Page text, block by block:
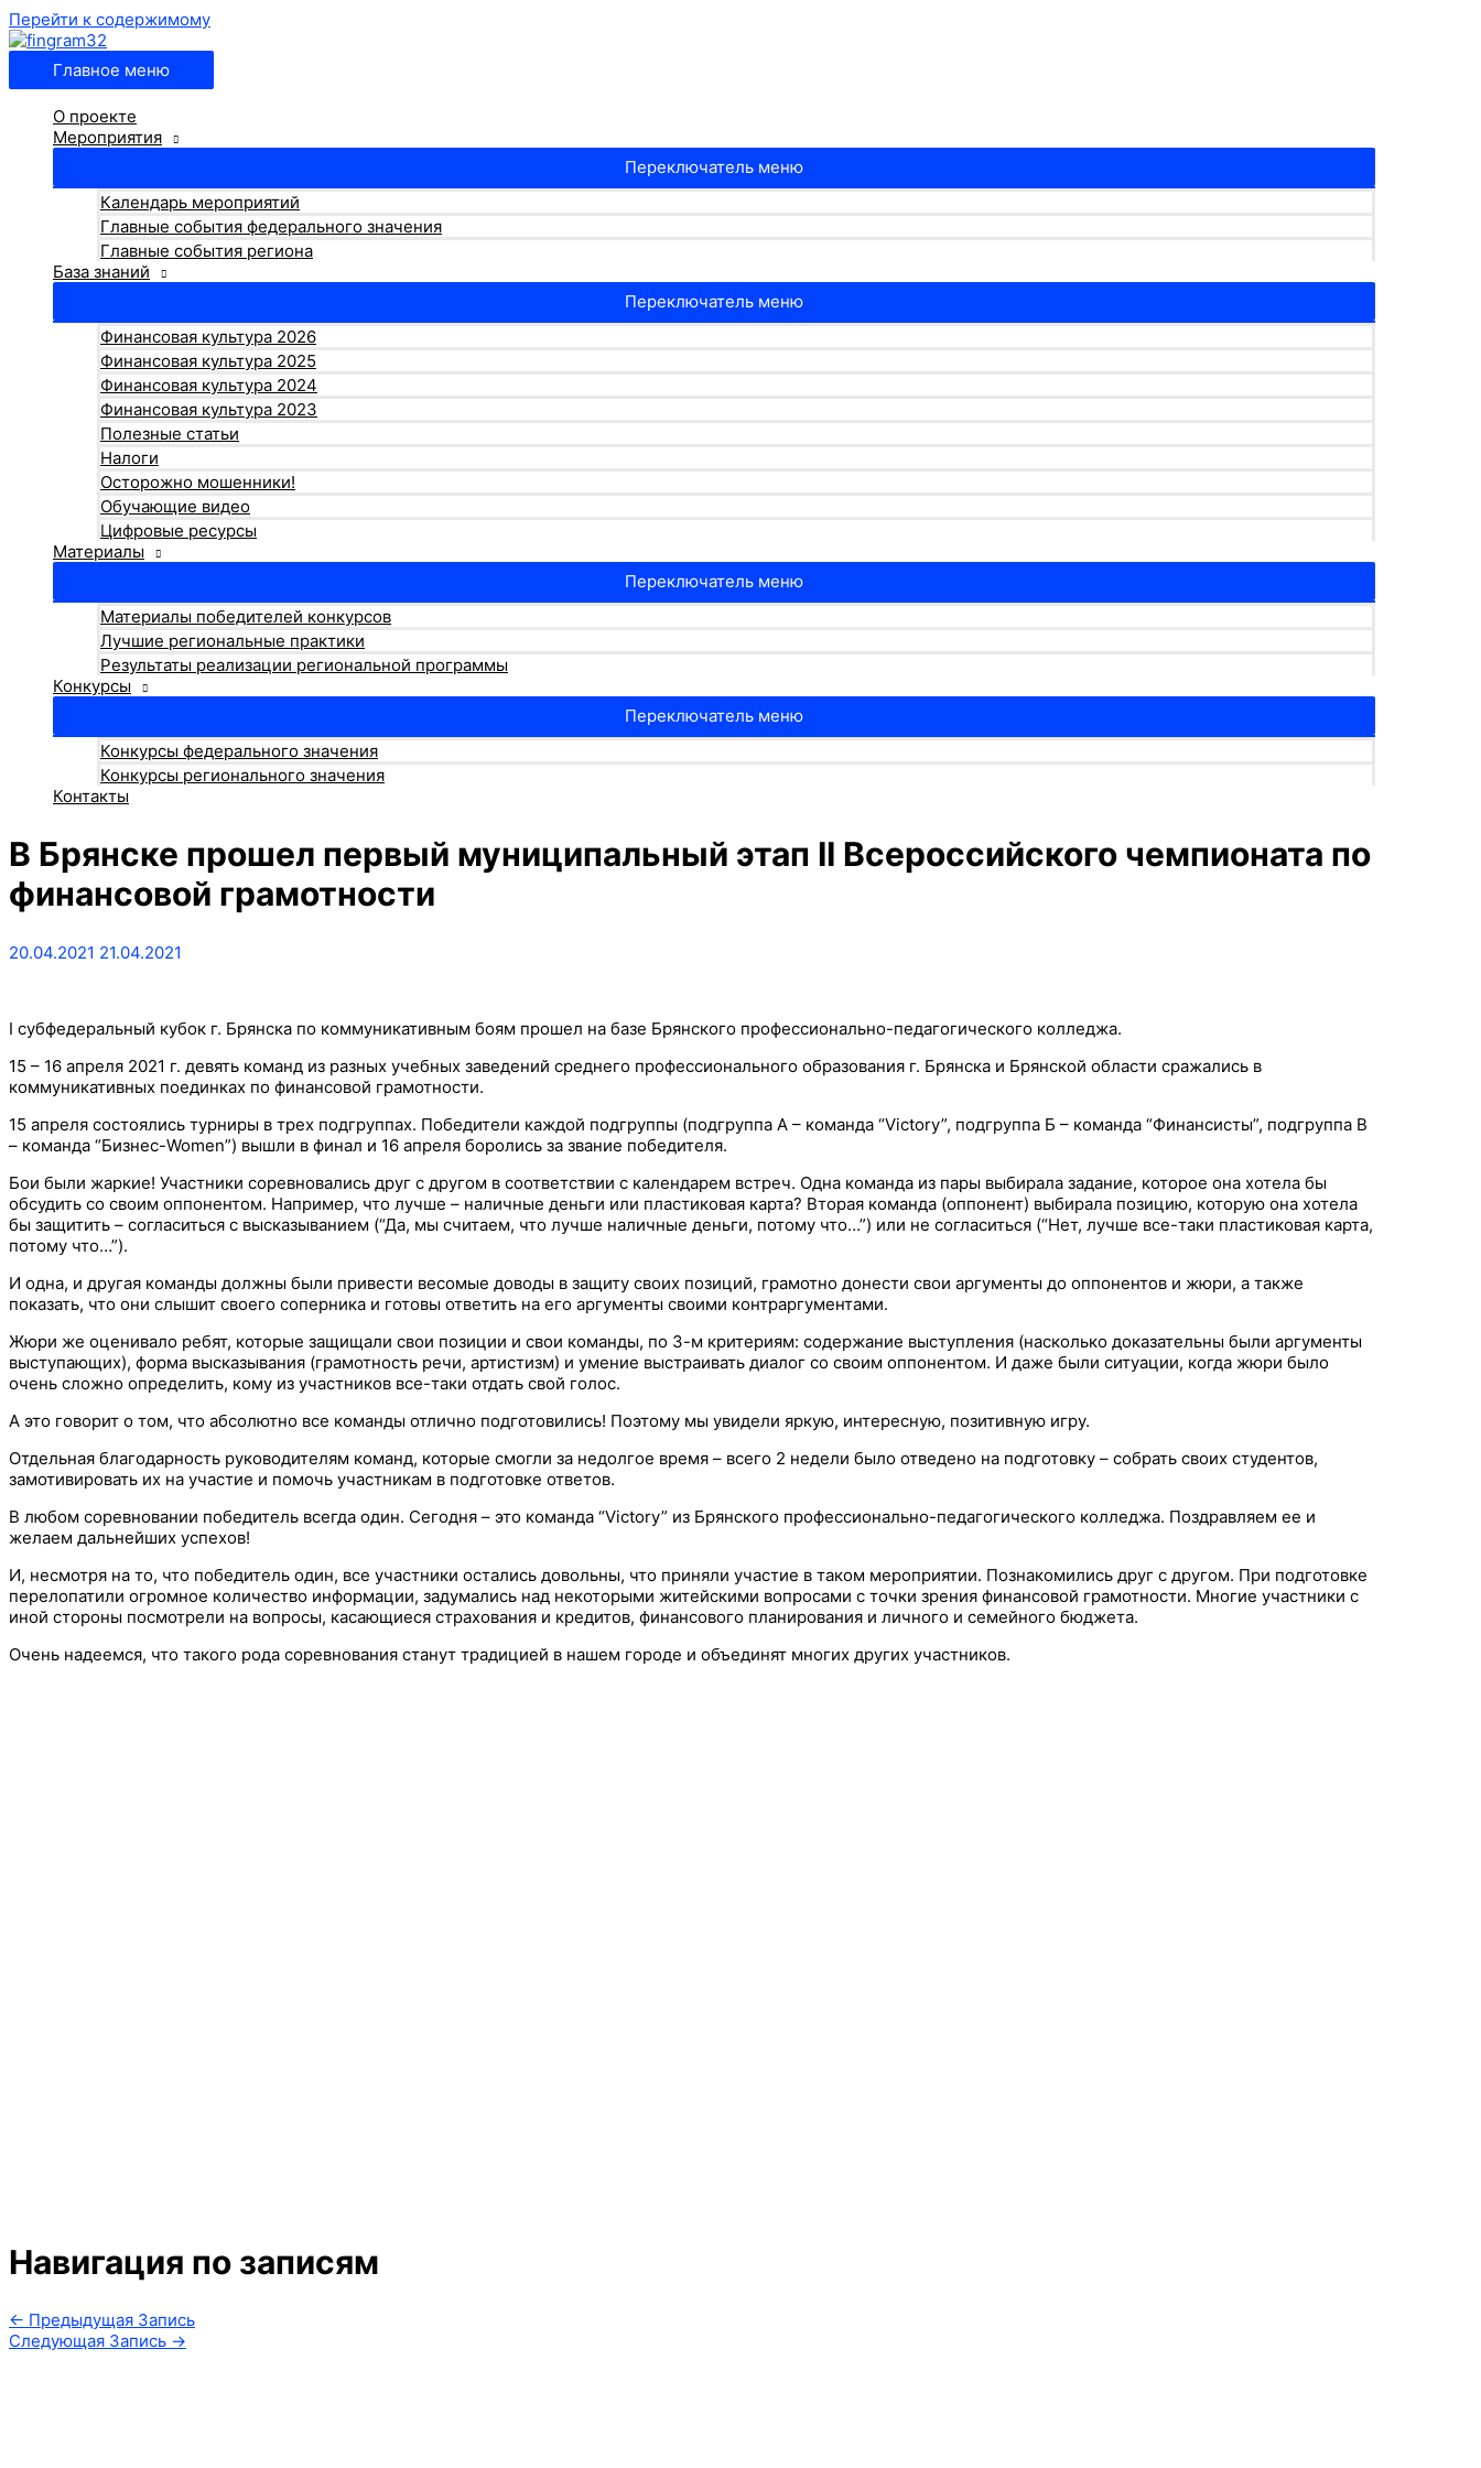
Перейти к содержимому
Главное меню
О проекте
Мероприятия
Переключатель меню
Календарь мероприятий
Главные события федерального значения
Главные события региона
База знаний
Переключатель меню
Финансовая культура 2026
Финансовая культура 2025
Финансовая культура 2024
Финансовая культура 2023
Полезные статьи
Налоги
Осторожно мошенники!
Обучающие видео
Цифровые ресурсы
Материалы
Переключатель меню
Материалы победителей конкурсов
Лучшие региональные практики
Результаты реализации региональной программы
Конкурсы
Переключатель меню
Конкурсы федерального значения
Конкурсы регионального значения
Контакты
В Брянске прошел первый муниципальный этап II Всероссийского чемпионата по
финансовой грамотности
20.04.2021 21.04.2021
I субфедеральный кубок г. Брянска по коммуникативным боям прошел на базе Брянского профессионально-педагогического колледжа.
15 – 16 апреля 2021 г. девять команд из разных учебных заведений среднего профессионального образования г. Брянска и Брянской области сражались в
коммуникативных поединках по финансовой грамотности.
15 апреля состоялись турниры в трех подгруппах. Победители каждой подгруппы (подгруппа А – команда “Victory”, подгруппа Б – команда “Финансисты”, подгруппа В
– команда “Бизнес-Women”) вышли в финал и 16 апреля боролись за звание победителя.
Бои были жаркие! Участники соревновались друг с другом в соответствии с календарем встреч. Одна команда из пары выбирала задание, которое она хотела бы
обсудить со своим оппонентом. Например, что лучше – наличные деньги или пластиковая карта? Вторая команда (оппонент) выбирала позицию, которую она хотела
бы защитить – согласиться с высказыванием (“Да, мы считаем, что лучше наличные деньги, потому что…”) или не согласиться (“Нет, лучше все-таки пластиковая карта,
потому что…”).
И одна, и другая команды должны были привести весомые доводы в защиту своих позиций, грамотно донести свои аргументы до оппонентов и жюри, а также
показать, что они слышит своего соперника и готовы ответить на его аргументы своими контраргументами.
Жюри же оценивало ребят, которые защищали свои позиции и свои команды, по 3-м критериям: содержание выступления (насколько доказательны были аргументы
выступающих), форма высказывания (грамотность речи, артистизм) и умение выстраивать диалог со своим оппонентом. И даже были ситуации, когда жюри было
очень сложно определить, кому из участников все-таки отдать свой голос.
А это говорит о том, что абсолютно все команды отлично подготовились! Поэтому мы увидели яркую, интересную, позитивную игру.
Отдельная благодарность руководителям команд, которые смогли за недолгое время – всего 2 недели было отведено на подготовку – собрать своих студентов,
замотивировать их на участие и помочь участникам в подготовке ответов.
В любом соревновании победитель всегда один. Сегодня – это команда “Victory” из Брянского профессионально-педагогического колледжа. Поздравляем ее и
желаем дальнейших успехов!
И, несмотря на то, что победитель один, все участники остались довольны, что приняли участие в таком мероприятии. Познакомились друг с другом. При подготовке
перелопатили огромное количество информации, задумались над некоторыми житейскими вопросами с точки зрения финансовой грамотности. Многие участники с
иной стороны посмотрели на вопросы, касающиеся страхования и кредитов, финансового планирования и личного и семейного бюджета.
Очень надеемся, что такого рода соревнования станут традицией в нашем городе и объединят многих других участников.
Навигация по записям
← Предыдущая Запись
Следующая Запись →